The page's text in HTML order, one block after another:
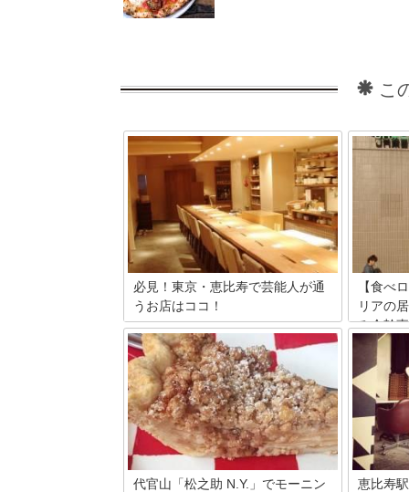
こ
必見！東京・恵比寿で芸能人が通
うお店はココ！
日本の首都・東京。様々な人が行き交う
街は日本でも人口が1番多いことでも有
名です。そんな東京・恵比寿では芸能人
御用達のお店が多数存在するのです。芸
能人に会いたい人も、そうでない人も今
回は雰囲気バツグンの恵比寿で芸能人が
通うお店を厳選紹介致します！
【食べ
リアの
み会幹
恵比寿
3.5以上
おしゃ
ピッタリ
よ。お好
代官山「松之助 N.Y.」でモーニン
恵比寿